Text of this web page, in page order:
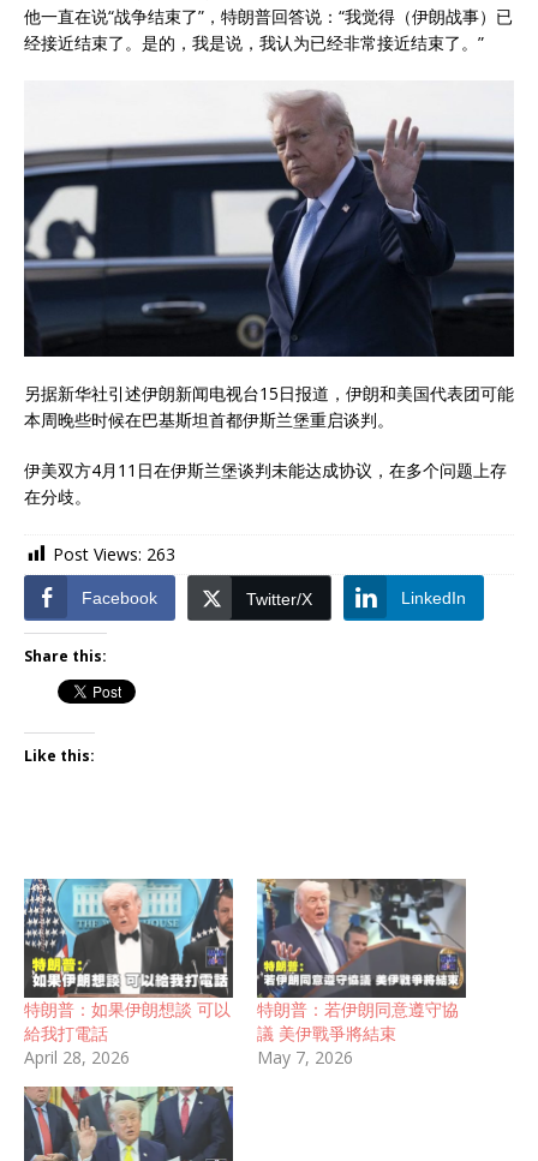
他一直在说“战争结束了”，特朗普回答说：“我觉得（伊朗战事）已
经接近结束了。是的，我是说，我认为已经非常接近结束了。”
另据新华社引述伊朗新闻电视台15日报道，伊朗和美国代表团可能
本周晚些时候在巴基斯坦首都伊斯兰堡重启谈判。
伊美双方4月11日在伊斯兰堡谈判未能达成协议，在多个问题上存
在分歧。
Post Views: 263
Facebook Twitter/X LinkedIn
Share this:
Like this:
特朗普：如果伊朗想談 可以
給我打電話
April 28, 2026
特朗普：若伊朗同意遵守協
議 美伊戰爭將結束
May 7, 2026